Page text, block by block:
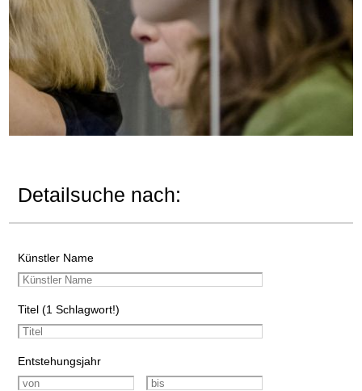
Detailsuche nach:
Künstler Name
Titel (1 Schlagwort!)
Entstehungsjahr